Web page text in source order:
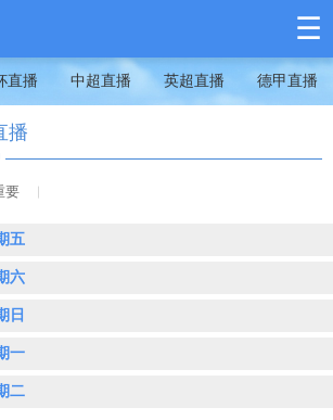
☰
直播 中超直播 英超直播 德甲直播
播
五
六
日
一
二